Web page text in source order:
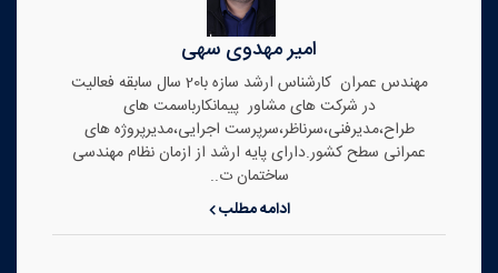
امیر مهدوی سهی
مهندس عمران کارشناس ارشد سازه با20 سال سابقه فعالیت
در شرکت های مشاور پیمانکارباسمت های
طراح،مدیرفنی،سرناظر،سرپرست اجرایی،مدیرپروژه های
عمرانی سطح کشور.دارای پایه ارشد از ازمان نظام مهندسی
ساختمان ت..
ادامه مطلب